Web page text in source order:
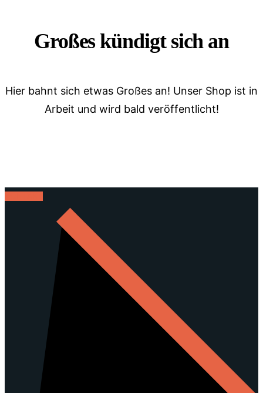
Großes kündigt sich an
Hier bahnt sich etwas Großes an! Unser Shop ist in
Arbeit und wird bald veröffentlicht!